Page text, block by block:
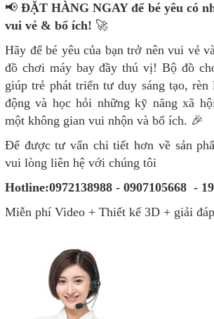
📢ĐẶT HÀNG NGAY để bé yêu có
vui vẻ & bổ ích! 🚀
Hãy để bé yêu của bạn trở nên vui vẻ
đồ chơi máy bay đầy thú vị! Bộ đồ
giúp trẻ phát triển tư duy sáng tạo, rèn
động và học hỏi những kỹ năng xã
một không gian vui nhộn và bổ ích. 🎉
Để được tư vấn chi tiết hơn về sản
vui lòng liên hệ với chúng tôi
Hotline:0972138988 - 0907105668 -
Miễn phí Video + Thiết kế 3D + giải